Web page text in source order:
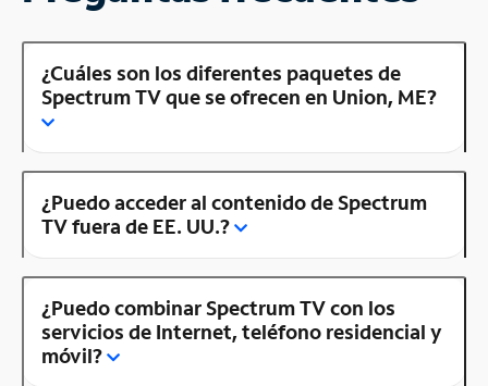
¿Cuáles son los diferentes paquetes de
Spectrum TV que se ofrecen en Union, ME?
¿Puedo acceder al contenido de Spectrum
TV fuera de EE. UU.?
¿Puedo combinar Spectrum TV con los
servicios de Internet, teléfono residencial y
móvil?